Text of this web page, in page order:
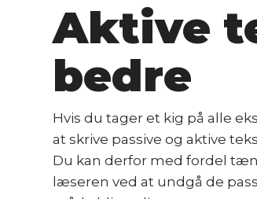
Aktive
bedre
Hvis du tager et kig på alle
at skrive passive og aktive
Du kan derfor med fordel
læseren ved at undgå de